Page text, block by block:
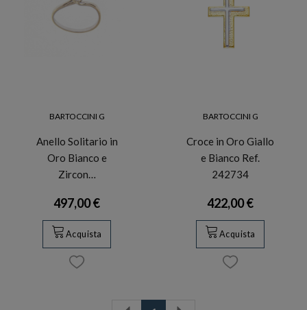
BARTOCCINI G
Anello Solitario in
Oro Bianco e
Zircon…
497,00 €
Acquista
BARTOCCINI G
Croce in Oro Giallo
e Bianco Ref.
242734
422,00 €
Acquista